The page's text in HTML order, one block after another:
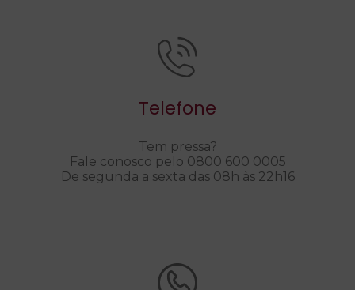
Telefone
Tem pressa?
Fale conosco pelo 0800 600 0005
De segunda a sexta das 08h às 22h16